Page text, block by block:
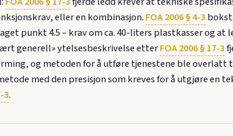
eller en kombinasjon. FOA 2006 § 4-3
punkt 4.5 – krav om ca. 40-liters plastkasser og
generell» ytelsesbeskrivelse etterFOA 2006 § 17-3
og metoden for å utføre tjenestene ble overlatt
med den presisjon som kreves for å utgjøre en
3.